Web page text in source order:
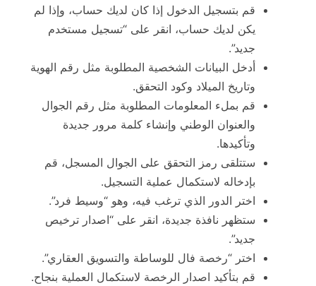
قم بتسجيل الدخول إذا كان لديك حساب، وإذا لم
يكن لديك حساب، انقر على “تسجيل مستخدم
جديد”.
أدخل البيانات الشخصية المطلوبة مثل رقم الهوية
وتاريخ الميلاد وكود التحقق.
قم بملء المعلومات المطلوبة مثل رقم الجوال
والعنوان الوطني وإنشاء كلمة مرور جديدة
وتأكيدها.
ستتلقى رمز التحقق على الجوال المسجل، قم
بإدخاله لاستكمال عملية التسجيل.
اختر الدور الذي ترغب فيه، وهو “وسيط فرد”.
ستظهر نافذة جديدة، انقر على “اصدار ترخيص
جديد”.
اختر “رخصة فال للوساطة والتسويق العقاري”.
قم بتأكيد اصدار الرخصة لاستكمال العملية بنجاح.